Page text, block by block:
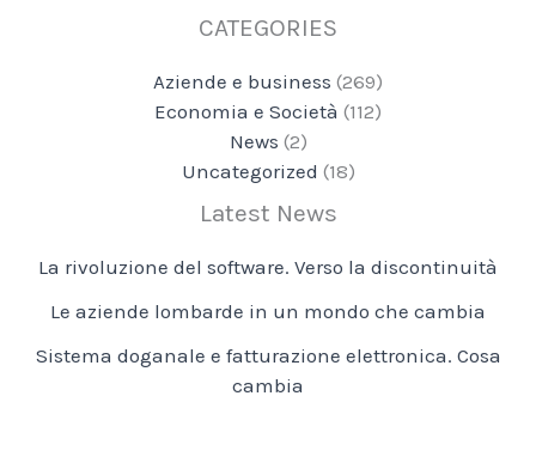
CATEGORIES
Aziende e business (269)
Economia e Società (112)
News (2)
Uncategorized (18)
Latest News
La rivoluzione del software. Verso la discontinuità
Le aziende lombarde in un mondo che cambia
Sistema doganale e fatturazione elettronica. Cosa
cambia